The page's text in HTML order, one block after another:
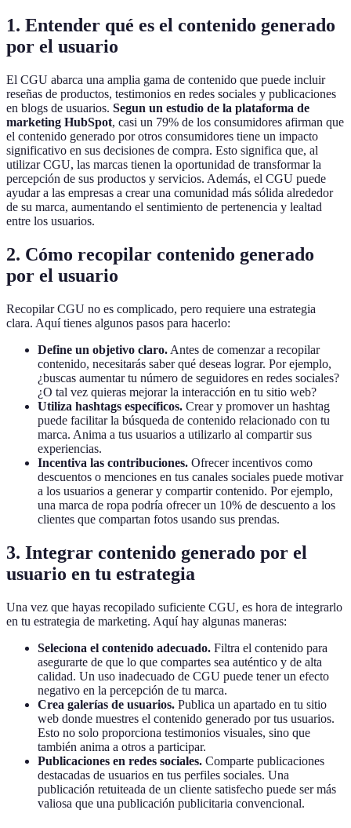
1. Entender qué es el contenido generado
por el usuario
El CGU abarca una amplia gama de contenido que puede incluir
reseñas de productos, testimonios en redes sociales y publicaciones
en blogs de usuarios. Segun un estudio de la plataforma de
marketing HubSpot, casi un 79% de los consumidores afirman que
el contenido generado por otros consumidores tiene un impacto
significativo en sus decisiones de compra. Esto significa que, al
utilizar CGU, las marcas tienen la oportunidad de transformar la
percepción de sus productos y servicios. Además, el CGU puede
ayudar a las empresas a crear una comunidad más sólida alrededor
de su marca, aumentando el sentimiento de pertenencia y lealtad
entre los usuarios.
2. Cómo recopilar contenido generado
por el usuario
Recopilar CGU no es complicado, pero requiere una estrategia
clara. Aquí tienes algunos pasos para hacerlo:
Define un objetivo claro. Antes de comenzar a recopilar
contenido, necesitarás saber qué deseas lograr. Por ejemplo,
¿buscas aumentar tu número de seguidores en redes sociales?
¿O tal vez quieras mejorar la interacción en tu sitio web?
Utiliza hashtags específicos. Crear y promover un hashtag
puede facilitar la búsqueda de contenido relacionado con tu
marca. Anima a tus usuarios a utilizarlo al compartir sus
experiencias.
Incentiva las contribuciones. Ofrecer incentivos como
descuentos o menciones en tus canales sociales puede motivar
a los usuarios a generar y compartir contenido. Por ejemplo,
una marca de ropa podría ofrecer un 10% de descuento a los
clientes que compartan fotos usando sus prendas.
3. Integrar contenido generado por el
usuario en tu estrategia
Una vez que hayas recopilado suficiente CGU, es hora de integrarlo
en tu estrategia de marketing. Aquí hay algunas maneras:
Seleciona el contenido adecuado. Filtra el contenido para
asegurarte de que lo que compartes sea auténtico y de alta
calidad. Un uso inadecuado de CGU puede tener un efecto
negativo en la percepción de tu marca.
Crea galerías de usuarios. Publica un apartado en tu sitio
web donde muestres el contenido generado por tus usuarios.
Esto no solo proporciona testimonios visuales, sino que
también anima a otros a participar.
Publicaciones en redes sociales. Comparte publicaciones
destacadas de usuarios en tus perfiles sociales. Una
publicación retuiteada de un cliente satisfecho puede ser más
valiosa que una publicación publicitaria convencional.